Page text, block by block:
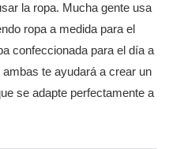
la ropa. Mucha gente usa
ropa a medida para el
confeccionada para el día a
te ayudará a crear un
se adapte perfectamente a